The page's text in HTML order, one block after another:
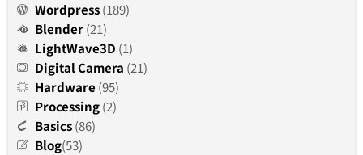
Wordpress(189)
Blender(21)
LightWave3D (1)
Digital Camera (21)
Hardware (95)
Processing(2)
Basics(86)
Blog(53)